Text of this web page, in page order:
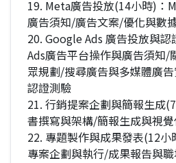
19. Meta廣告投放(14小時)：
廣告須知/廣告文案/優化與數
20. Google Ads 廣告投放與
Ads廣告平台操作與廣告須知/
眾規劃/搜尋廣告與多媒體廣
認證測驗
21. 行銷提案企劃與簡報生成
書撰寫與架構/簡報生成與視
22. 專題製作與成果發表(12
專案企劃與執行/成果報告與